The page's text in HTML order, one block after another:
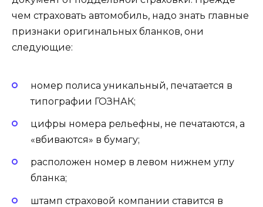
чем страховать автомобиль, надо знать главные
признаки оригинальных бланков, они
следующие:
номер полиса уникальный, печатается в
типографии ГОЗНАК;
цифры номера рельефны, не печатаются, а
«вбиваются» в бумагу;
расположен номер в левом нижнем углу
бланка;
штамп страховой компании ставится в